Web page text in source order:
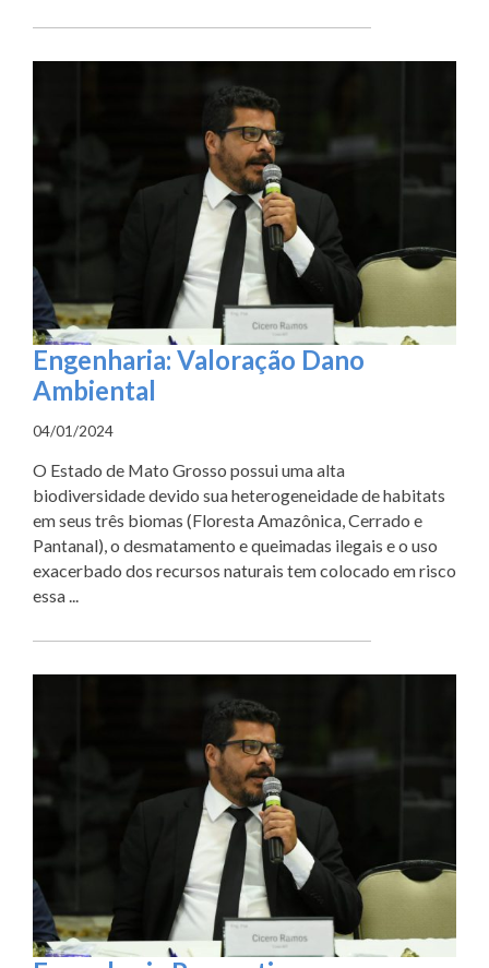
Engenharia: Valoração Dano
Ambiental
04/01/2024
O Estado de Mato Grosso possui uma alta
biodiversidade devido sua heterogeneidade de habitats
em seus três biomas (Floresta Amazônica, Cerrado e
Pantanal), o desmatamento e queimadas ilegais e o uso
exacerbado dos recursos naturais tem colocado em risco
essa ...